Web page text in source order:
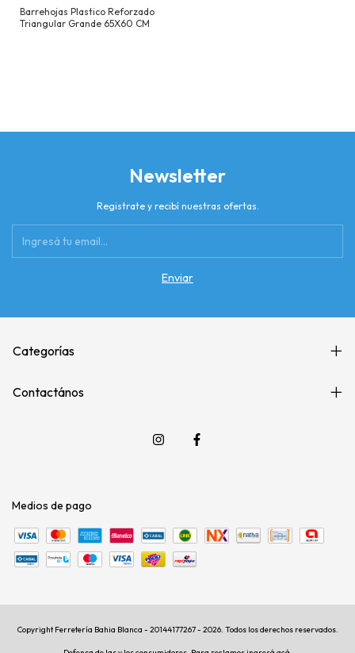
Barrehojas Plastico Reforzado
Triangular Grande 65X60 CM
Newsletter
Registrate y recibí nuestras ofertas.
Categorías
Contactános
Medios de pago
Copyright Ferretería Bahia Blanca - 20144177267 - 2026. Todos los derechos reservados.